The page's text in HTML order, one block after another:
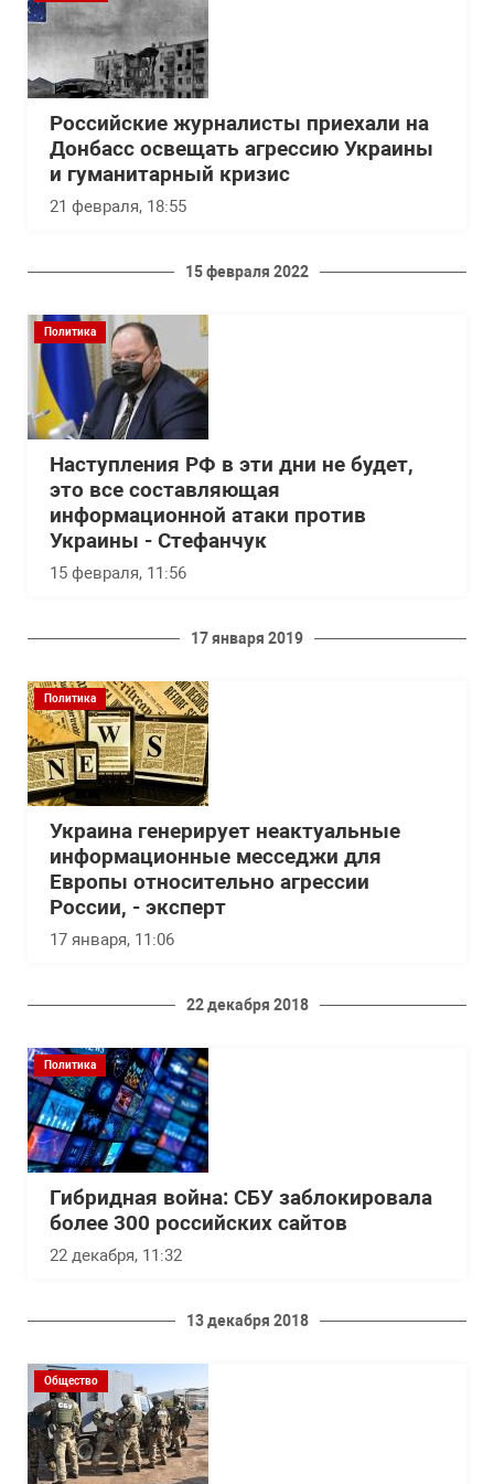
Российские журналисты приехали на
Донбасс освещать агрессию Украины
и гуманитарный кризис
21 февраля, 18:55
15 февраля 2022
Политика
Наступления РФ в эти дни не будет,
это все составляющая
информационной атаки против
Украины - Стефанчук
15 февраля, 11:56
17 января 2019
Политика
Украина генерирует неактуальные
информационные месседжи для
Европы относительно агрессии
России, - эксперт
17 января, 11:06
22 декабря 2018
Политика
Гибридная война: СБУ заблокировала
более 300 российских сайтов
22 декабря, 11:32
13 декабря 2018
Общество